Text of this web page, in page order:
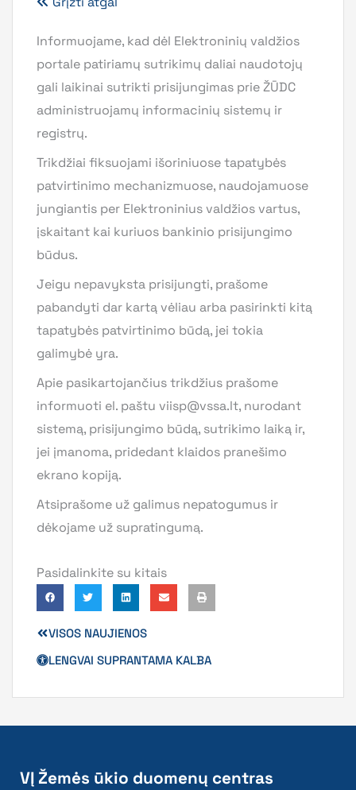
Informuojame, kad dėl Elektroninių valdžios
portale patiriamų sutrikimų daliai naudotojų
gali laikinai sutrikti prisijungimas prie ŽŪDC
administruojamų informacinių sistemų ir
registrų.
Trikdžiai fiksuojami išoriniuose tapatybės
patvirtinimo mechanizmuose, naudojamuose
jungiantis per Elektroninius valdžios vartus,
įskaitant kai kuriuos bankinio prisijungimo
būdus.
Jeigu nepavyksta prisijungti, prašome
pabandyti dar kartą vėliau arba pasirinkti kitą
tapatybės patvirtinimo būdą, jei tokia
galimybė yra.
Apie pasikartojančius trikdžius prašome
informuoti el. paštu viisp@vssa.lt, nurodant
sistemą, prisijungimo būdą, sutrikimo laiką ir,
jei įmanoma, pridedant klaidos pranešimo
ekrano kopiją.
Atsiprašome už galimus nepatogumus ir
dėkojame už supratingumą.
Pasidalinkite su kitais
VISOS NAUJIENOS
LENGVAI SUPRANTAMA KALBA
VĮ Žemės ūkio duomenų centras